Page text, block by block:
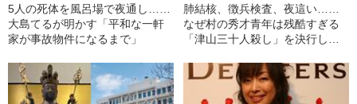
5人の死体を風呂場で夜通し……
大島てるが明かす「平和な一軒
家が事故物件になるまで」
肺結核、徴兵検査、夜這い……
なぜ村の秀才青年は残酷すぎる
「津山三十人殺し」を決行した